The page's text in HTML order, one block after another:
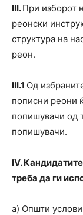
III.При изборот
реонски
структура на
реон.
III.1 Од
пописни реони
попишувачи од
попишувачи.
IV.
треба да ги
а) Општи услови